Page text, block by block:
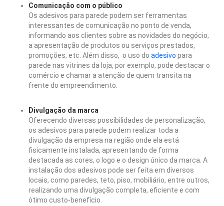
Comunicação com o público
Os adesivos para parede podem ser ferramentas
interessantes de comunicação no ponto de venda,
informando aos clientes sobre as novidades do negócio,
a apresentação de produtos ou serviços prestados,
promoções, etc.Além disso, o uso doadesivo para
parede nas vitrines da loja, por exemplo, pode destacar o
comércio e chamar a atenção de quem transita na
frente do empreendimento.
Divulgação da marca
Oferecendo diversas possibilidades de personalização,
os adesivos para parede podem realizar toda a
divulgação da empresa na região onde ela está
fisicamente instalada, apresentando de forma
destacada as cores, o logo e o design único da marca.A
instalação dos adesivos pode ser feita em diversos
locais, como paredes, teto, piso, mobiliário, entre outros,
realizando uma divulgação completa, eficiente e com
ótimo custo-benefício.